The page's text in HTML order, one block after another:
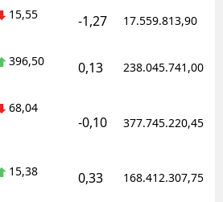
Batman
15,55 -1,27 17.559.813,90
396,50 0,13 238.045.741,00
68,04
-0,10 377.745.220,45
15,38 0,33 168.412.307,75